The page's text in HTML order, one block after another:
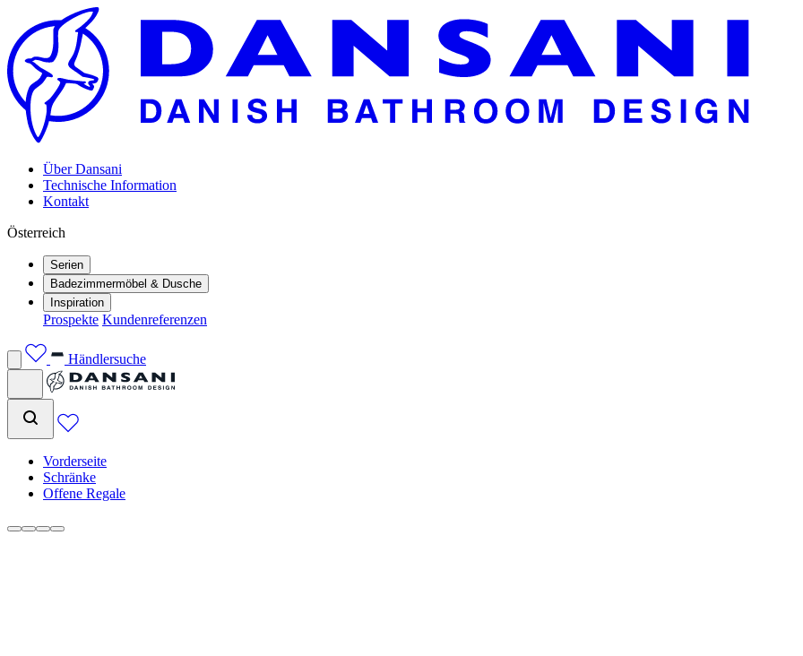
Über Dansani
Technische Information
Kontakt
Österreich
Serien
Badezimmermöbel & Dusche
Inspiration
Prospekte Kundenreferenzen
Händlersuche
Vorderseite
Schränke
Offene Regale